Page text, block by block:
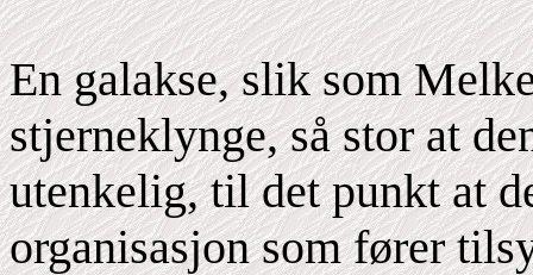
En galakse, slik som
stjerneklynge, så stor at
utenkelig, til det punkt at
organisasjon som fører